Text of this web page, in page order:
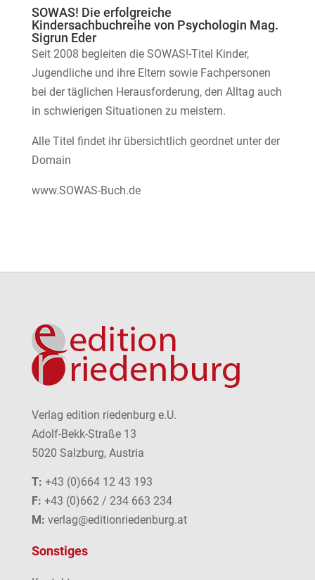
SOWAS! Die erfolgreiche
Kindersachbuchreihe von Psychologin Mag.
Sigrun Eder
Seit 2008 begleiten die SOWAS!-Titel Kinder,
Jugendliche und ihre Eltern sowie Fachpersonen
bei der täglichen Herausforderung, den Alltag auch
in schwierigen Situationen zu meistern.
Alle Titel findet ihr übersichtlich geordnet unter der
Domain
www.SOWAS-Buch.de
Verlag edition riedenburg e.U.
Adolf-Bekk-Straße 13
5020 Salzburg, Austria
T: +43 (0)664 12 43 193
F: +43 (0)662 / 234 663 234
M: verlag@editionriedenburg.at
Sonstiges